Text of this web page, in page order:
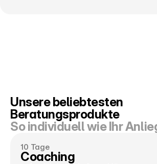
Unsere beliebtesten
Beratungsprodukte
So individuell wie Ihr
10 Tage
Coaching